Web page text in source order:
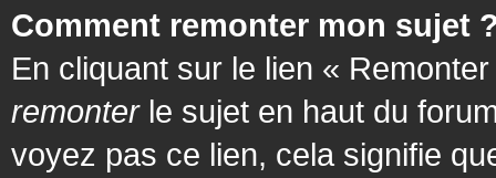
Comment remonter mon sujet
En cliquant sur le lien «
remonterle sujet en haut du
voyez pas ce lien, cela signifie